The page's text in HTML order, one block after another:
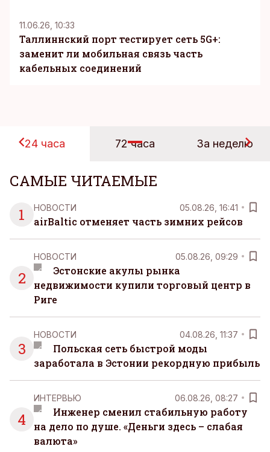
11.06.26, 10:33
Таллиннский порт тестирует сеть 5G+:
заменит ли мобильная связь часть
кабельных соединений
24 часа 72 часа За неделю
САМЫЕ ЧИТАЕМЫЕ
1
НОВОСТИ 05.08.26, 16:41
airBaltic отменяет часть зимних рейсов
2
НОВОСТИ 05.08.26, 09:29
Эстонские акулы рынка
недвижимости купили торговый центр в
Риге
3
НОВОСТИ 04.08.26, 11:37
Польская сеть быстрой моды
заработала в Эстонии рекордную прибыль
4
ИНТЕРВЬЮ 06.08.26, 08:27
Инженер сменил стабильную работу
на дело по душе. «Деньги здесь – слабая
валюта»